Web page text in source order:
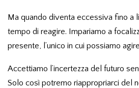
Ma quando diventa eccessiva fino a
tempo di reagire. Impariamo a
presente, l’unico in cui possiamo
Accettiamo l’incertezza del futuro
Solo così potremo riappropriarci del